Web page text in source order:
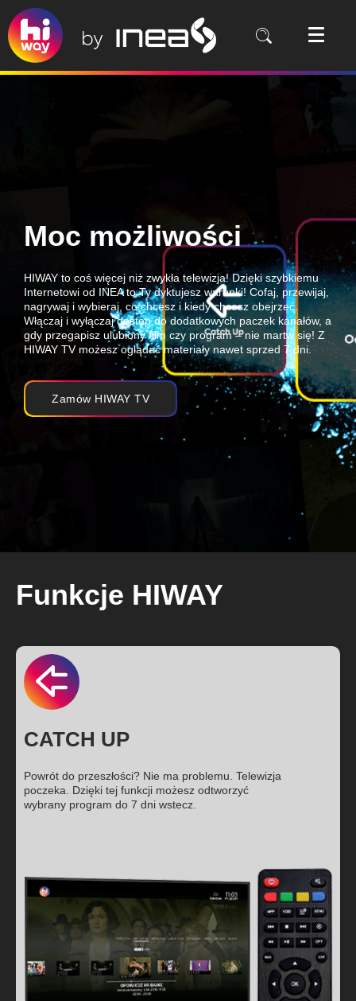
Moc możliwości
HIWAY to coś więcej niż zwykła telewizja! Dzięki szybkiemu
Internetowi od INEA to Ty dyktujesz warunki! Cofaj, przewijaj,
nagrywaj i wybieraj, co chcesz i kiedy chcesz obejrzeć.
Włączaj i wyłączaj dostęp do dodatkowych paczek kanałów, a
gdy przegapisz ulubiony film czy program – nie martw się! Z
HIWAY TV możesz oglądać materiały nawet sprzed 7 dni.
Zamów HIWAY TV
Funkcje HIWAY
CATCH UP
Powrót do przeszłości? Nie ma problemu. Telewizja
poczeka. Dzięki tej funkcji możesz odtworzyć
wybrany program do 7 dni wstecz.